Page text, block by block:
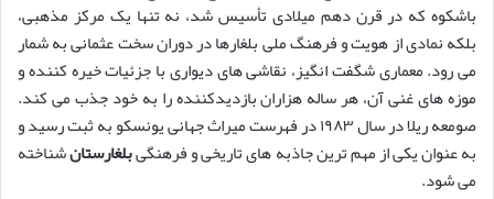
باشکوه که در قرن دهم میلادی تأسیس شد، نه تنها یک مرکز مذهبی،
بلکه نمادی از هویت و فرهنگ ملی بلغارها در دوران سخت عثمانی به شمار
می رود. معماری شگفت انگیز، نقاشی های دیواری با جزئیات خیره کننده و
موزه های غنی آن، هر ساله هزاران بازدیدکننده را به خود جذب می کند.
صومعه ریلا در سال ۱۹۸۳ در فهرست میراث جهانی یونسکو به ثبت رسید و
به عنوان یکی از مهم ترین جاذبه های تاریخی و فرهنگیبلغارستانشناخته
می شود.